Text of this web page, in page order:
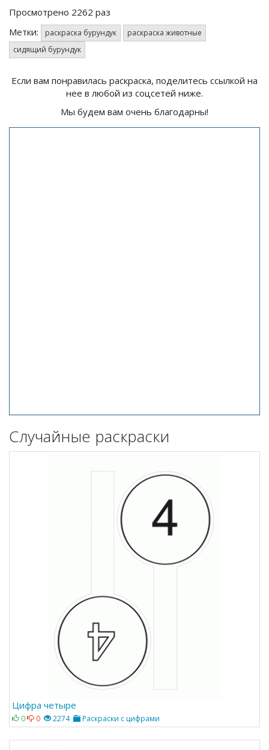
Просмотрено 2262 раз
Метки:
раскраска бурундук
раскраска животные
сидящий бурундук
Если вам понравилась раскраска, поделитесь ссылкой на
нее в любой из соцсетей ниже.
Мы будем вам очень благодарны!
Случайные раскраски
Цифра четыре
0 0 2274 Раскраски с цифрами